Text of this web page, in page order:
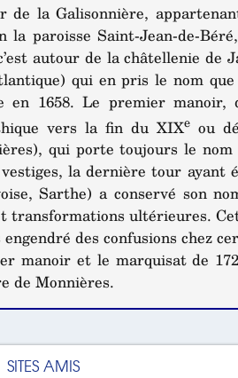
de la Galisonnière,
paroisse Saint-Jean-de-
autour de la châtellenie de
qui en pris le nom
en 1658. Le premier
vers la fin du XIXe ou
qui porte toujours le
la dernière tour ayant
Sarthe) a conservé son
transformations ultérieures.
des confusions chez
manoir et le marquisat de
de Monnières.
SITES AMIS